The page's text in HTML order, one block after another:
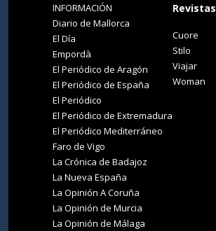
INFORMACIÓN
Diario de Mallorca
El Día
Empordà
El Periódico de Aragón
El Periódico de España
El Periódico
El Periódico de Extremadura
El Periódico Mediterráneo
Faro de Vigo
La Crónica de Badajoz
La Nueva España
La Opinión A Coruña
La Opinión de Murcia
La Opinión de Málaga
Revistas
Cuore
Stilo
Viajar
Woman